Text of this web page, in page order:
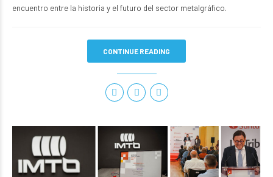
encuentro entre la historia y el futuro del sector metalgráfico.
CONTINUE READING